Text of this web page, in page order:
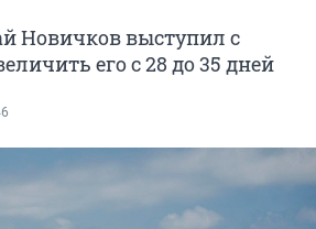
Новичков выступил с
его с 28 до 35 дней